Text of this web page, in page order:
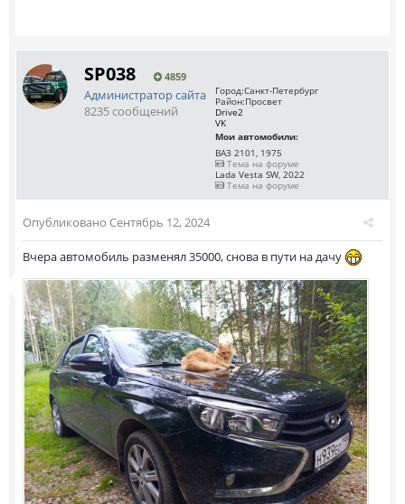
SP038 4859
Администратор сайта
8235 сообщений
Город:Санкт-Петербург
Район:Просвет
Drive2
VK
Мои автомобили:
ВАЗ 2101, 1975
Тема на форуме
Lada Vesta SW, 2022
Тема на форуме
Опубликовано Сентябрь 12, 2024
Вчера автомобиль разменял 35000, снова в пути на дачу